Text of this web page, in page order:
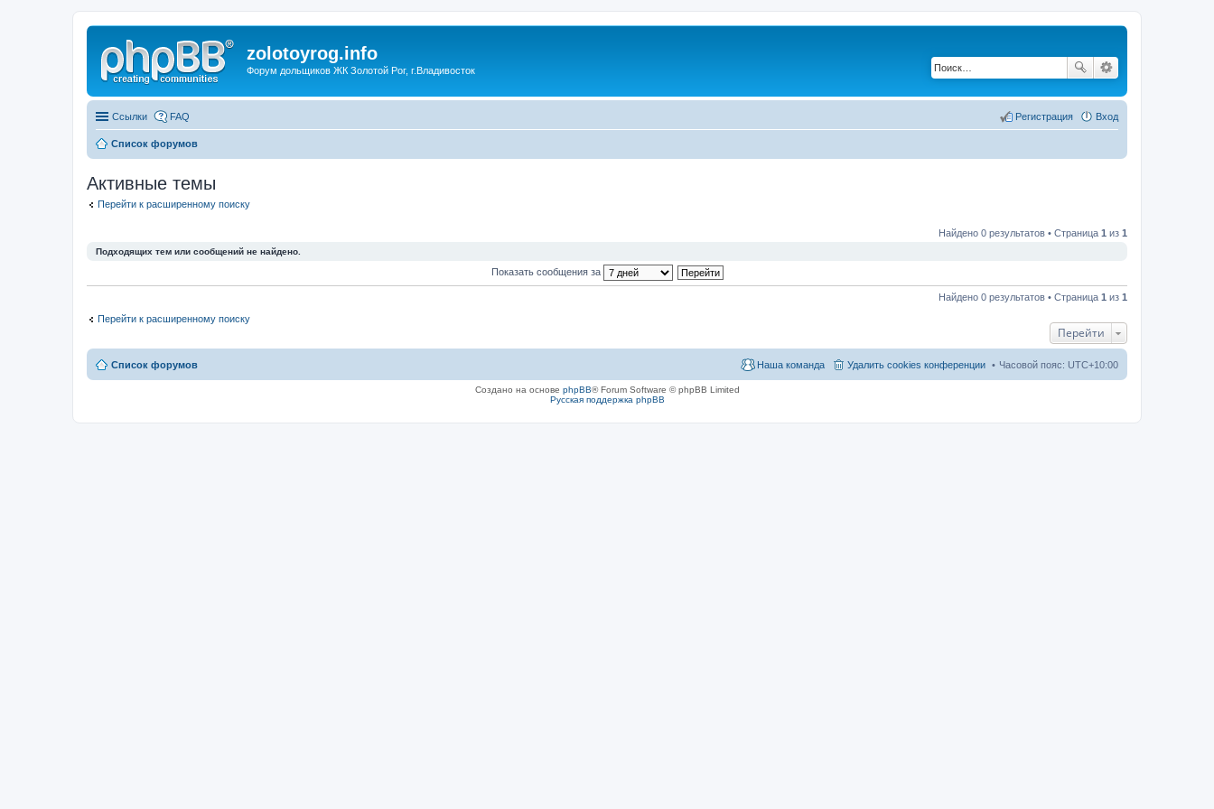
zolotoyrog.info
Форум дольщиков ЖК Золотой Рог, г.Владивосток
Ссылки FAQ Вход
Регистрация
Список форумов
Активные темы
Перейти к расширенному поиску
Найдено 0 результатов • Страница 1 из 1
Подходящих тем или сообщений не найдено.
Показать сообщения за
Найдено 0 результатов • Страница 1 из 1
Перейти к расширенному поиску
Перейти
Список форумов Часовой пояс: UTC+10:00
Удалить cookies конференции
Наша команда
Создано на основе phpBB® Forum Software © phpBB Limited
Русская поддержка phpBB